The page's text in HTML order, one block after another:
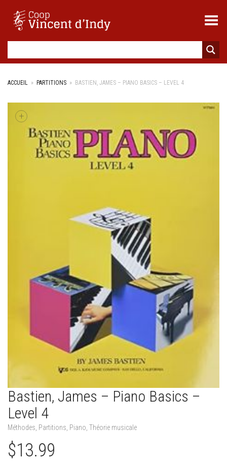
Toggle Menu
ACCUEIL » PARTITIONS » BASTIEN, JAMES – PIANO BASICS – LEVEL 4
+
Bastien, James – Piano Basics –
Level 4
Méthodes Partitions Piano Théorie musicale
$13.99